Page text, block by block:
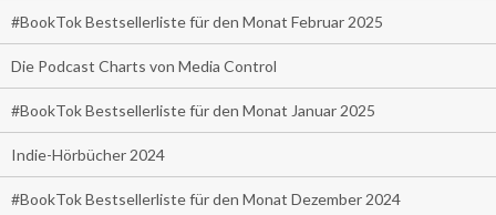
#BookTok Bestsellerliste für den Monat Februar 2025
Die Podcast Charts von Media Control
#BookTok Bestsellerliste für den Monat Januar 2025
Indie-Hörbücher 2024
#BookTok Bestsellerliste für den Monat Dezember 2024